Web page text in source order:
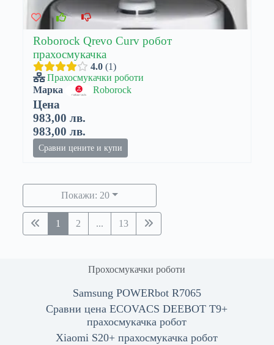
Roborock Qrevo Curv робот
прахосмукачка
4.0 1
Прахосмукачки роботи
Марка
Roborock
Цена
983,00 лв.
983,00 лв.
Сравни цените и купи
Покажи: 20
1 2 ... 13
Прохосмукачки роботи
Samsung POWERbot R7065
Сравни цена ECOVACS DEEBOT T9+
прахосмукачка робот
Xiaomi S20+ прахосмукачка робот